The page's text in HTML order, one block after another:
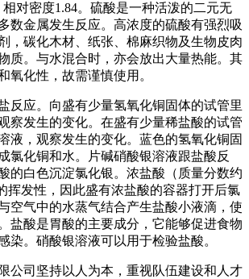
对密度1.84。硫酸是一种活泼的二元无
数金属发生反应。高浓度的硫酸有强烈吸
，碳化木材、纸张、棉麻织物及生物皮肉
质。与水混合时，亦会放出大量热能。其
氧化性，故需谨慎使用。
反应。向盛有少量氢氧化铜固体的试管里
察发生的变化。在盛有少量稀盐酸的试管
液，观察发生的变化。蓝色的氢氧化铜固
氯化铜和水。片碱硝酸银溶液跟盐酸反
的白色沉淀氯化银。浓盐酸（质量分数约
挥发性，因此盛有浓盐酸的容器打开后氯
空气中的水蒸气结合产生盐酸小液滴，使
盐酸是胃酸的主要成分，它能够促进食物
染。硝酸银溶液可以用于检验盐酸。
公司坚持以人为本，重视队伍建设和人才